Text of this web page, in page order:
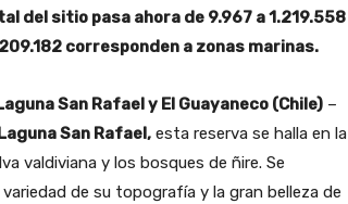
del sitio pasa ahora de 9.967 a 1.219.558
corresponden a zonas marinas.
San Rafael y El Guayaneco (Chile)–
San Rafael,esta reserva se halla en la
valdiviana y los bosques de ñire. Se
de su topografía y la gran belleza de